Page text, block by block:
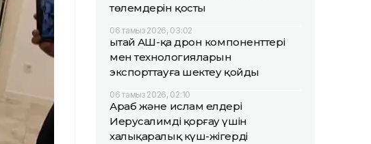
төлемдерін қосты
06 тамыз 2026, 03:02
Қытай АҚШ-қа дрон компоненттері
мен технологияларын
экспорттауға шектеу қойды
06 тамыз 2026, 02:10
Араб және ислам елдері
Иерусалимді қорғау үшін
халықаралық күш-жігерді